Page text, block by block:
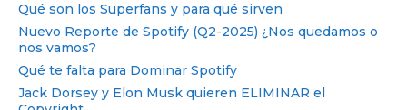
Qué son los Superfans y para qué sirven
Nuevo Reporte de Spotify (Q2-2025) ¿Nos quedamos o
nos vamos?
Qué te falta para Dominar Spotify
Jack Dorsey y Elon Musk quieren ELIMINAR el